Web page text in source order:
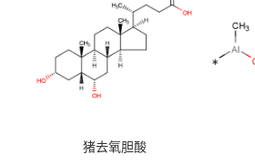
猪去氧胆酸